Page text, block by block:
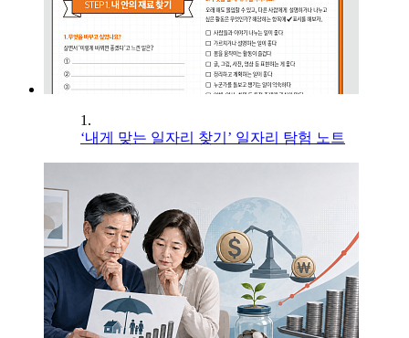
1.
‘내게 맞는 일자리 찾기’ 일자리 탐험 노트